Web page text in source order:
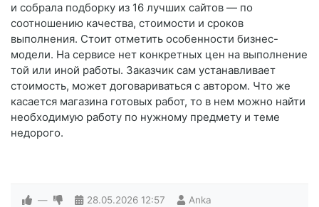
и собрала подборку из 16 лучших сайтов — по
соотношению качества, стоимости и сроков
выполнения. Стоит отметить особенности бизнес-
модели. На сервисе нет конкретных цен на выполнение
той или иной работы. Заказчик сам устанавливает
стоимость, может договариваться с автором. Что же
касается магазина готовых работ, то в нем можно найти
необходимую работу по нужному предмету и теме
недорого.
— 28.05.2026 12:57 Anka